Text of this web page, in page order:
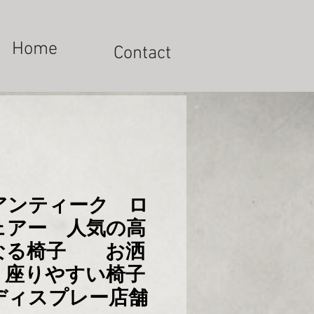
Home Contact
ンティーク ロ
アー 人気の高
る椅子 お洒
りやすい椅子
ィスプレー店舗